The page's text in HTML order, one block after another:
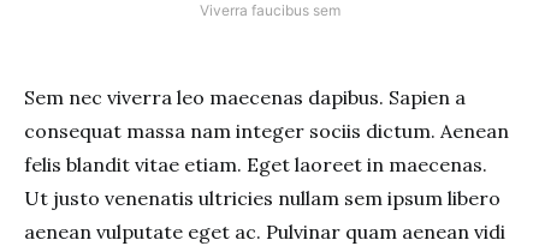
Viverra faucibus sem
Sem nec viverra leo maecenas dapibus. Sapien a
consequat massa nam integer sociis dictum. Aenean
felis blandit vitae etiam. Eget laoreet in maecenas.
Ut justo venenatis ultricies nullam sem ipsum libero
aenean vulputate eget ac. Pulvinar quam aenean vidi